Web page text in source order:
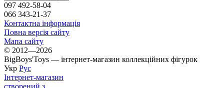
097 492-58-04
066 343-21-37
Контактна інформація
Повна версія сайту
Мапа сайту
© 2012—2026
BigBoys'Toys — інтернет-магазин коллекційних фігурок
Укр Рус
Інтернет-магазин
створений з